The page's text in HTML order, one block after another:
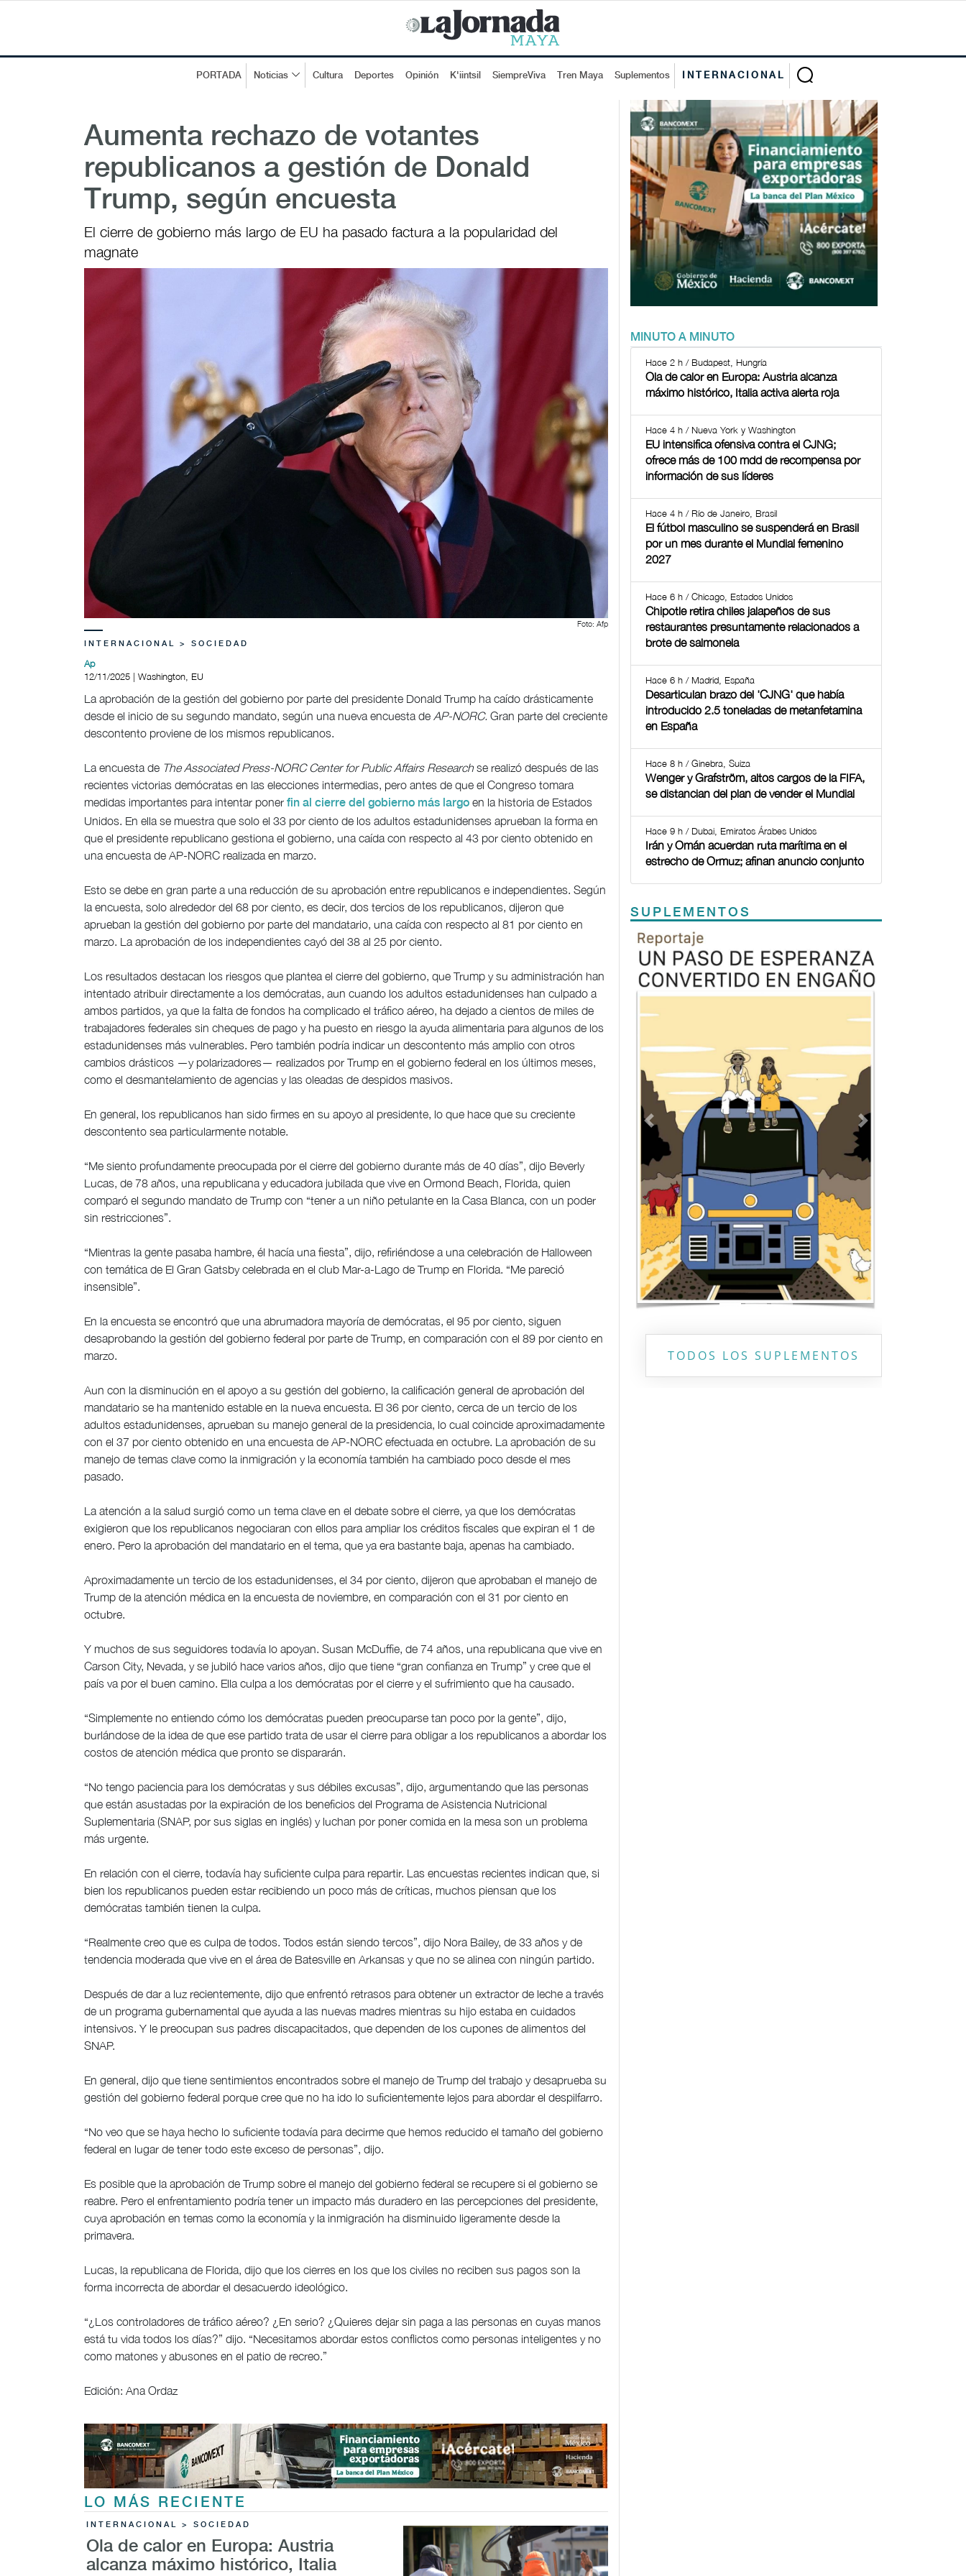
PORTADA Noticias Cultura Deportes Opinión K'iintsil SiempreViva Tren Maya Suplementos INTERNACIONAL
Aumenta rechazo de votantes
republicanos a gestión de Donald
Trump, según encuesta
El cierre de gobierno más largo de EU ha pasado factura a la popularidad del
magnate
Foto: Afp
INTERNACIONAL > SOCIEDAD
Ap
12/11/2025 | Washington, EU
La aprobación de la gestión del gobierno por parte del presidente Donald Trump ha caído drásticamente
desde el inicio de su segundo mandato, según una nueva encuesta de AP-NORC. Gran parte del creciente
descontento proviene de los mismos republicanos.
La encuesta de The Associated Press-NORC Center for Public Affairs Researchse realizó después de las
recientes victorias demócratas en las elecciones intermedias, pero antes de que el Congreso tomara
medidas importantes para intentar poner fin al cierre del gobierno más largo en la historia de Estados
Unidos. En ella se muestra que solo el 33 por ciento de los adultos estadunidenses aprueban la forma en
que el presidente republicano gestiona el gobierno, una caída con respecto al 43 por ciento obtenido en
una encuesta de AP-NORC realizada en marzo.
Esto se debe en gran parte a una reducción de su aprobación entre republicanos e independientes. Según
la encuesta, solo alrededor del 68 por ciento, es decir, dos tercios de los republicanos, dijeron que
aprueban la gestión del gobierno por parte del mandatario, una caída con respecto al 81 por ciento en
marzo. La aprobación de los independientes cayó del 38 al 25 por ciento.
Los resultados destacan los riesgos que plantea el cierre del gobierno, que Trump y su administración han
intentado atribuir directamente a los demócratas, aun cuando los adultos estadunidenses han culpado a
ambos partidos, ya que la falta de fondos ha complicado el tráfico aéreo, ha dejado a cientos de miles de
trabajadores federales sin cheques de pago y ha puesto en riesgo la ayuda alimentaria para algunos de los
estadunidenses más vulnerables. Pero también podría indicar un descontento más amplio con otros
cambios drásticos —y polarizadores— realizados por Trump en el gobierno federal en los últimos meses,
como el desmantelamiento de agencias y las oleadas de despidos masivos.
En general, los republicanos han sido firmes en su apoyo al presidente, lo que hace que su creciente
descontento sea particularmente notable.
“Me siento profundamente preocupada por el cierre del gobierno durante más de 40 días”, dijo Beverly
Lucas, de 78 años, una republicana y educadora jubilada que vive en Ormond Beach, Florida, quien
comparó el segundo mandato de Trump con “tener a un niño petulante en la Casa Blanca, con un poder
sin restricciones”.
“Mientras la gente pasaba hambre, él hacía una fiesta”, dijo, refiriéndose a una celebración de Halloween
con temática de El Gran Gatsby celebrada en el club Mar-a-Lago de Trump en Florida. “Me pareció
insensible”.
En la encuesta se encontró que una abrumadora mayoría de demócratas, el 95 por ciento, siguen
desaprobando la gestión del gobierno federal por parte de Trump, en comparación con el 89 por ciento en
marzo.
Aun con la disminución en el apoyo a su gestión del gobierno, la calificación general de aprobación del
mandatario se ha mantenido estable en la nueva encuesta. El 36 por ciento, cerca de un tercio de los
adultos estadunidenses, aprueban su manejo general de la presidencia, lo cual coincide aproximadamente
con el 37 por ciento obtenido en una encuesta de AP-NORC efectuada en octubre. La aprobación de su
manejo de temas clave como la inmigración y la economía también ha cambiado poco desde el mes
pasado.
La atención a la salud surgió como un tema clave en el debate sobre el cierre, ya que los demócratas
exigieron que los republicanos negociaran con ellos para ampliar los créditos fiscales que expiran el 1 de
enero. Pero la aprobación del mandatario en el tema, que ya era bastante baja, apenas ha cambiado.
Aproximadamente un tercio de los estadunidenses, el 34 por ciento, dijeron que aprobaban el manejo de
Trump de la atención médica en la encuesta de noviembre, en comparación con el 31 por ciento en
octubre.
Y muchos de sus seguidores todavía lo apoyan. Susan McDuffie, de 74 años, una republicana que vive en
Carson City, Nevada, y se jubiló hace varios años, dijo que tiene “gran confianza en Trump” y cree que el
país va por el buen camino. Ella culpa a los demócratas por el cierre y el sufrimiento que ha causado.
“Simplemente no entiendo cómo los demócratas pueden preocuparse tan poco por la gente”, dijo,
burlándose de la idea de que ese partido trata de usar el cierre para obligar a los republicanos a abordar los
costos de atención médica que pronto se dispararán.
“No tengo paciencia para los demócratas y sus débiles excusas”, dijo, argumentando que las personas
que están asustadas por la expiración de los beneficios del Programa de Asistencia Nutricional
Suplementaria (SNAP, por sus siglas en inglés) y luchan por poner comida en la mesa son un problema
más urgente.
En relación con el cierre, todavía hay suficiente culpa para repartir. Las encuestas recientes indican que, si
bien los republicanos pueden estar recibiendo un poco más de críticas, muchos piensan que los
demócratas también tienen la culpa.
“Realmente creo que es culpa de todos. Todos están siendo tercos”, dijo Nora Bailey, de 33 años y de
tendencia moderada que vive en el área de Batesville en Arkansas y que no se alinea con ningún partido.
Después de dar a luz recientemente, dijo que enfrentó retrasos para obtener un extractor de leche a través
de un programa gubernamental que ayuda a las nuevas madres mientras su hijo estaba en cuidados
intensivos. Y le preocupan sus padres discapacitados, que dependen de los cupones de alimentos del
SNAP.
En general, dijo que tiene sentimientos encontrados sobre el manejo de Trump del trabajo y desaprueba su
gestión del gobierno federal porque cree que no ha ido lo suficientemente lejos para abordar el despilfarro.
“No veo que se haya hecho lo suficiente todavía para decirme que hemos reducido el tamaño del gobierno
federal en lugar de tener todo este exceso de personas”, dijo.
Es posible que la aprobación de Trump sobre el manejo del gobierno federal se recupere si el gobierno se
reabre. Pero el enfrentamiento podría tener un impacto más duradero en las percepciones del presidente,
cuya aprobación en temas como la economía y la inmigración ha disminuido ligeramente desde la
primavera.
Lucas, la republicana de Florida, dijo que los cierres en los que los civiles no reciben sus pagos son la
forma incorrecta de abordar el desacuerdo ideológico.
“¿Los controladores de tráfico aéreo? ¿En serio? ¿Quieres dejar sin paga a las personas en cuyas manos
está tu vida todos los días?” dijo. “Necesitamos abordar estos conflictos como personas inteligentes y no
como matones y abusones en el patio de recreo.”
Edición: Ana Ordaz
LO MÁS RECIENTE
INTERNACIONAL > SOCIEDAD
Ola de calor en Europa: Austria
alcanza máximo histórico, Italia
MINUTO A MINUTO
Hace 2 h / Budapest, Hungría
Ola de calor en Europa: Austria alcanza
máximo histórico, Italia activa alerta roja
Hace 4 h / Nueva York y Washington
EU intensifica ofensiva contra el CJNG;
ofrece más de 100 mdd de recompensa por
información de sus líderes
Hace 4 h / Río de Janeiro, Brasil
El fútbol masculino se suspenderá en Brasil
por un mes durante el Mundial femenino
2027
Hace 6 h / Chicago, Estados Unidos
Chipotle retira chiles jalapeños de sus
restaurantes presuntamente relacionados a
brote de salmonela
Hace 6 h / Madrid, España
Desarticulan brazo del 'CJNG' que había
introducido 2.5 toneladas de metanfetamina
en España
Hace 8 h / Ginebra, Suiza
Wenger y Grafström, altos cargos de la FIFA,
se distancian del plan de vender el Mundial
Hace 9 h / Dubai, Emiratos Árabes Unidos
Irán y Omán acuerdan ruta marítima en el
estrecho de Ormuz; afinan anuncio conjunto
SUPLEMENTOS
Previous
TODOS LOS SUPLEMENTOS